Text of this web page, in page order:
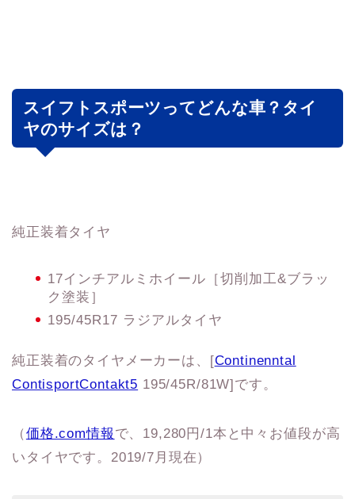
スイフトスポーツってどんな車？タイ
ヤのサイズは？
純正装着タイヤ
17インチアルミホイール［切削加工&ブラッ
ク塗装］
195/45R17 ラジアルタイヤ
純正装着のタイヤメーカーは、[Continenntal
ContisportContakt5 195/45R/81W]です。
（ 価格.com情報 で、19,280円/1本と中々お値段が高
いタイヤです。2019/7月現在）